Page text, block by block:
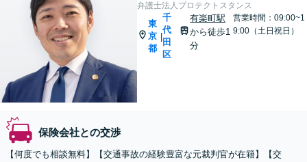
弁護士法人プロテクトスタンス
東
京
都
|
千
代
田
区
有楽町駅
から徒歩1
分
営業時間：09:00~1
9:00（土日祝日）
保険会社との交渉
【何度でも相談無料】【交通事故の経験豊富な元裁判官が在籍】【交